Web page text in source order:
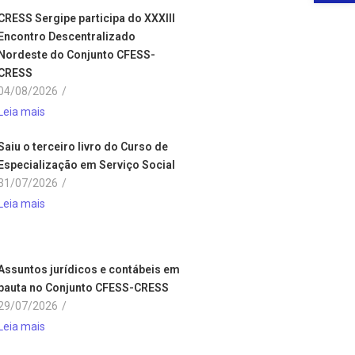
Sergipe participa do XXXIII
Descentralizado
do Conjunto CFESS-
08/2026 /
mais
o terceiro livro do Curso de
em Serviço Social
07/2026 /
mais
jurídicos e contábeis em
no Conjunto CFESS-CRESS
07/2026 /
mais